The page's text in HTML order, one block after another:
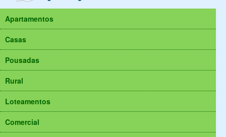
Apartamentos
Casas
Pousadas
Rural
Loteamentos
Comercial